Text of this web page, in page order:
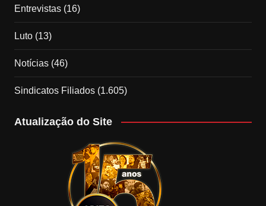
Entrevistas(16)
Luto(13)
Notícias(46)
Sindicatos Filiados(1.605)
Atualização do Site